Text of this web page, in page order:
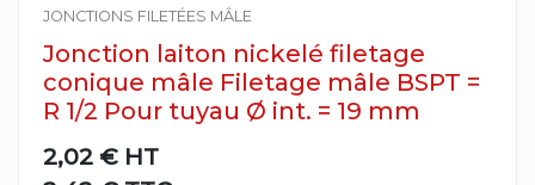
JONCTIONS FILETÉES MÂLE
Jonction laiton nickelé filetage
conique mâle Filetage mâle BSPT =
R 1/2 Pour tuyau Ø int. = 19 mm
2,02 € HT